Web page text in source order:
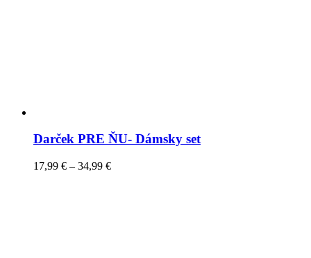
Darček PRE ŇU- Dámsky set
17,99 € – 34,99 €